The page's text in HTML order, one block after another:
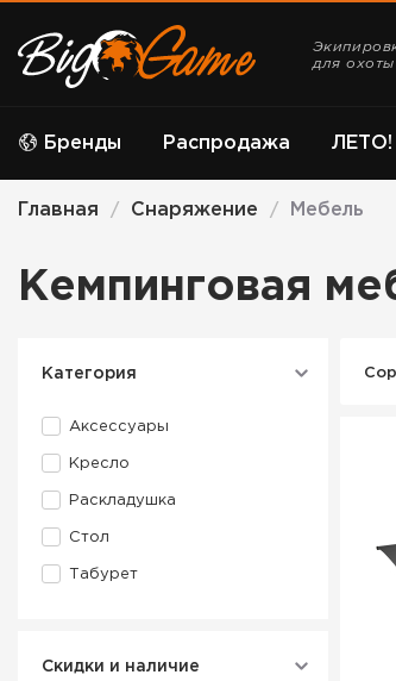
для
Бренды ЛЕТО!
Распродажа
Главная / Снаряжение / Мебель
Кемпинговая
Категория
Аксессуары
Кресло
Раскладушка
Стол
Табурет
Скидки и наличие